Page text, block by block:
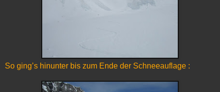
So ging’s hinunter bis zum Ende der Schneeauflage :